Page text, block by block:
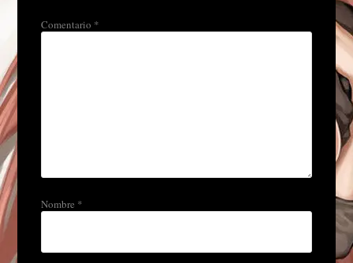
Comentario *
Nombre *